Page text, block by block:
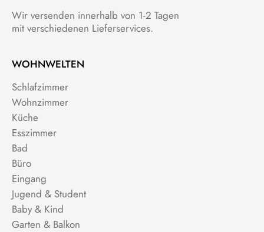
Wir versenden innerhalb von 1-2 Tagen
mit verschiedenen Lieferservices.
WOHNWELTEN
Schlafzimmer
Wohnzimmer
Küche
Esszimmer
Bad
Büro
Eingang
Jugend & Student
Baby & Kind
Garten & Balkon